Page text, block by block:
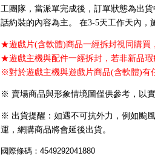
工團隊，當派單完成後，訂單狀態為出
話約裝的內容為主。 在3-5天工作天內，
★遊戲片(含軟體)商品一經拆封視同購買
★遊戲主機與配件一經拆封，若非新品瑕
※對於遊戲主機與遊戲片商品(含軟體)有
※ 賣場商品與形象情境圖僅供參考，以
※ 出貨提醒：如遇不可抗外力，例如颱
運，網購商品將會延後出貨。
國際條碼：4549292041880